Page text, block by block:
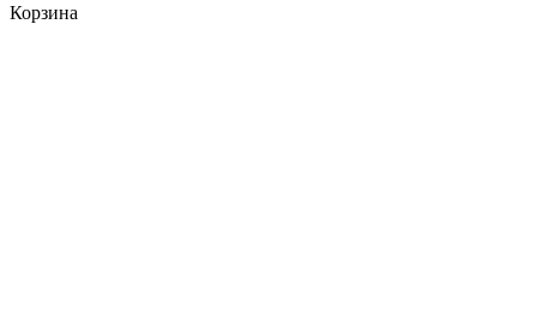
Корзина